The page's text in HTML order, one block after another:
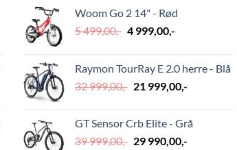
Woom Go 2 14" - Rød
5 499,00,- Opprinnelig
5
499,00,-.
4 999,00,-Nåværende
4
999,00,-.
Raymon TourRay E 2.0 herre - Blå
32 999,00,- Opprinnelig
32
999,00,-.
21 999,00,-Nåværende
21
999,00,-.
GT Sensor Crb Elite - Grå
39 999,00,- Opprinnelig
29 990,00,-Nåværende